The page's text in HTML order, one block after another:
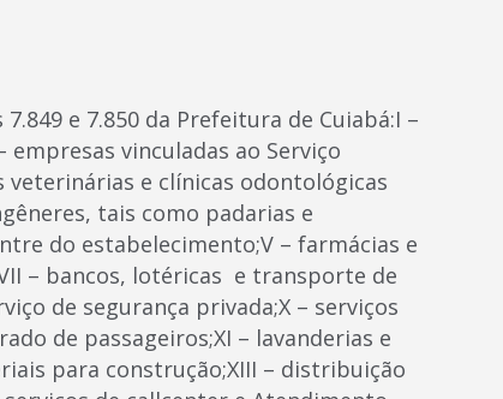
e 7.850 da Prefeitura de Cuiabá:I –
vinculadas ao Serviço
veterinárias e clínicas odontológicas
tais como padarias e
do estabelecimento;V – farmácias e
– bancos, lotéricas e transporte de
de segurança privada;X – serviços
de passageiros;XI – lavanderias e
para construção;XIII – distribuição